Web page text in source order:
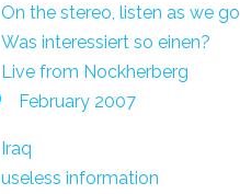
On the stereo, listen as we go
Was interessiert so einen?
Live from Nockherberg
February 2007
Iraq
useless information